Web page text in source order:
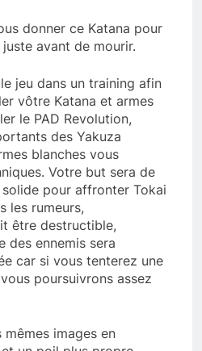
donner ce Katana pour
avant de mourir.
jeu dans un training afin
vôtre Katana et armes
le PAD Revolution,
des Yakuza
blanches vous
Votre but sera de
pour affronter Tokai
les rumeurs,
être destructible,
des ennemis sera
car si vous tenterez une
poursuivrons assez
images en